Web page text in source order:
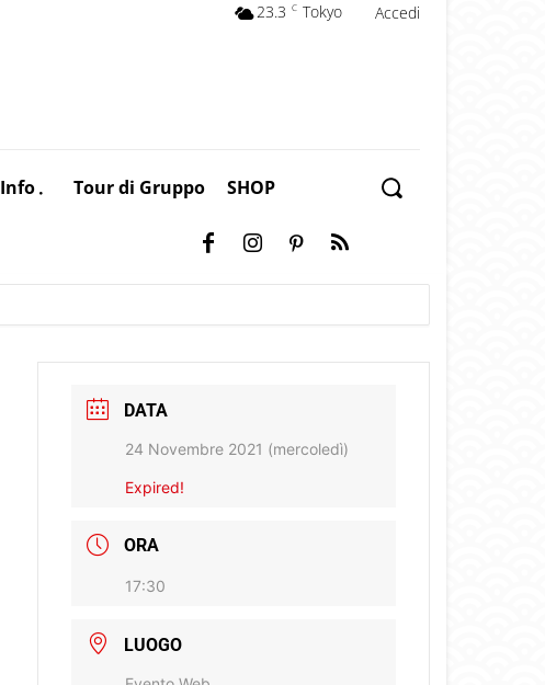
Accedi
23.3 C Tokyo
Info Tour di Gruppo SHOP
DATA
24 Novembre 2021 (mercoledì)
Expired!
ORA
17:30
LUOGO